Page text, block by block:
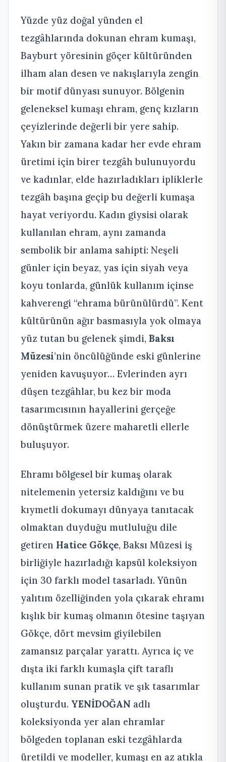
Yüzde yüz doğal yünden el
tezgâhlarında dokunan ehram kumaşı,
Bayburt yöresinin göçer kültüründen
ilham alan desen ve nakışlarıyla zengin
bir motif dünyası sunuyor. Bölgenin
geleneksel kumaşı ehram, genç kızların
çeyizlerinde değerli bir yere sahip.
Yakın bir zamana kadar her evde ehram
üretimi için birer tezgâh bulunuyordu
ve kadınlar, elde hazırladıkları ipliklerle
tezgâh başına geçip bu değerli kumaşa
hayat veriyordu. Kadın giysisi olarak
kullanılan ehram, aynı zamanda
sembolik bir anlama sahipti: Neşeli
günler için beyaz, yas için siyah veya
koyu tonlarda, günlük kullanım içinse
kahverengi “ehrama bürünülürdü”. Kent
kültürünün ağır basmasıyla yok olmaya
yüz tutan bu gelenek şimdi, Baksı
Müzesi’nin öncülüğünde eski günlerine
yeniden kavuşuyor… Evlerinden ayrı
düşen tezgâhlar, bu kez bir moda
tasarımcısının hayallerini gerçeğe
dönüştürmek üzere maharetli ellerle
buluşuyor.
Ehramı bölgesel bir kumaş olarak
nitelemenin yetersiz kaldığını ve bu
kıymetli dokumayı dünyaya tanıtacak
olmaktan duyduğu mutluluğu dile
getiren Hatice Gökçe, Baksı Müzesi iş
birliğiyle hazırladığı kapsül koleksiyon
için 30 farklı model tasarladı. Yünün
yalıtım özelliğinden yola çıkarak ehramı
kışlık bir kumaş olmanın ötesine taşıyan
Gökçe, dört mevsim giyilebilen
zamansız parçalar yarattı. Ayrıca iç ve
dışta iki farklı kumaşla çift taraflı
kullanım sunan pratik ve şık tasarımlar
oluşturdu. YENİDOĞAN adlı
koleksiyonda yer alan ehramlar
bölgeden toplanan eski tezgâhlarda
üretildi ve modeller, kumaşı en az atıkla